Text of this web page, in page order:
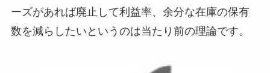
ーズがあれば廃止して利益率、余分な在庫の保有
数を減らしたいというのは当たり前の理論です。